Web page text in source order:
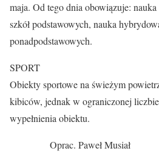
maja. Od tego dnia obowiązuje:
szkół podstawowych, nauka
ponadpodstawowych.
SPORT
Obiekty sportowe na świeżym
kibiców, jednak w ograniczonej
wypełnienia obiektu.
Oprac. Paweł Musiał